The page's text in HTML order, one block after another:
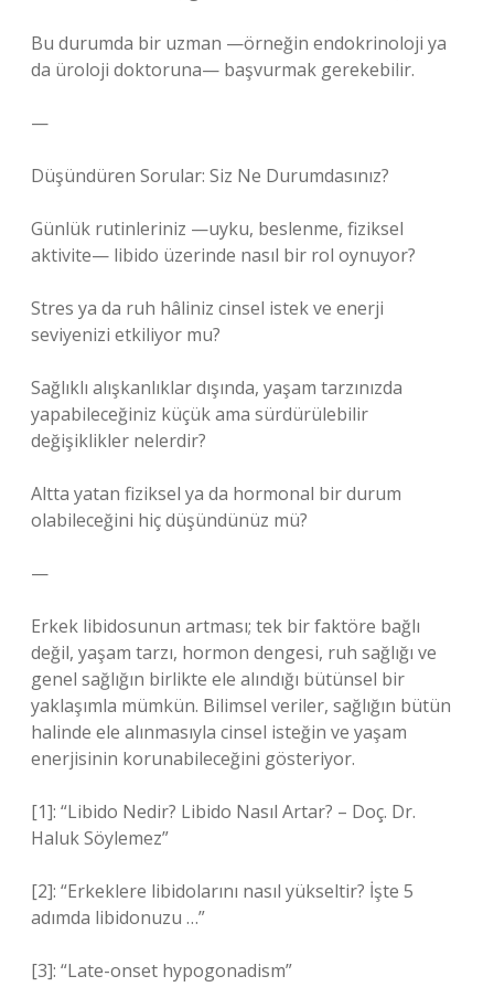
Bu durumda bir uzman —örneğin endokrinoloji ya
da üroloji doktoruna— başvurmak gerekebilir.
—
Düşündüren Sorular: Siz Ne Durumdasınız?
Günlük rutinleriniz —uyku, beslenme, fiziksel
aktivite— libido üzerinde nasıl bir rol oynuyor?
Stres ya da ruh hâliniz cinsel istek ve enerji
seviyenizi etkiliyor mu?
Sağlıklı alışkanlıklar dışında, yaşam tarzınızda
yapabileceğiniz küçük ama sürdürülebilir
değişiklikler nelerdir?
Altta yatan fiziksel ya da hormonal bir durum
olabileceğini hiç düşündünüz mü?
—
Erkek libidosunun artması; tek bir faktöre bağlı
değil, yaşam tarzı, hormon dengesi, ruh sağlığı ve
genel sağlığın birlikte ele alındığı bütünsel bir
yaklaşımla mümkün. Bilimsel veriler, sağlığın bütün
halinde ele alınmasıyla cinsel isteğin ve yaşam
enerjisinin korunabileceğini gösteriyor.
[1]: “Libido Nedir? Libido Nasıl Artar? – Doç. Dr.
Haluk Söylemez”
[2]: “Erkeklere libidolarını nasıl yükseltir? İşte 5
adımda libidonuzu …”
[3]: “Late-onset hypogonadism”